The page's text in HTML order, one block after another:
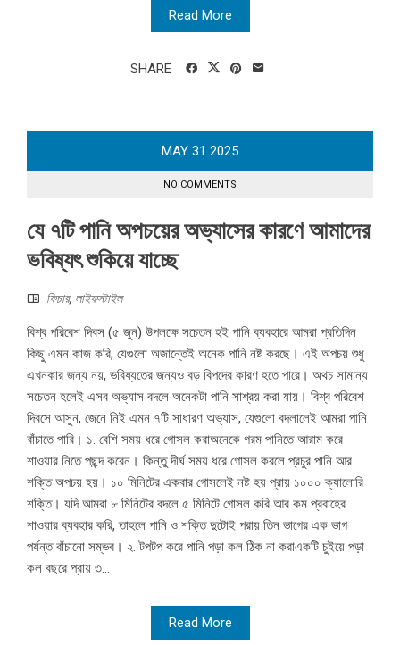
Read More
SHARE
MAY 31 2025
NO COMMENTS
যে ৭টি পানি অপচয়ের অভ্যাসের কারণে আমাদের
ভবিষ্যৎ শুকিয়ে যাচ্ছে
ফিচার, লাইফস্টাইল
বিশ্ব পরিবেশ দিবস (৫ জুন) উপলক্ষে সচেতন হই পানি ব্যবহারে আমরা প্রতিদিন
কিছু এমন কাজ করি, যেগুলো অজান্তেই অনেক পানি নষ্ট করছে। এই অপচয় শুধু
এখনকার জন্য নয়, ভবিষ্যতের জন্যও বড় বিপদের কারণ হতে পারে। অথচ সামান্য
সচেতন হলেই এসব অভ্যাস বদলে অনেকটা পানি সাশ্রয় করা যায়। বিশ্ব পরিবেশ
দিবসে আসুন, জেনে নিই এমন ৭টি সাধারণ অভ্যাস, যেগুলো বদলালেই আমরা পানি
বাঁচাতে পারি। ১. বেশি সময় ধরে গোসল করাঅনেকে গরম পানিতে আরাম করে
শাওয়ার নিতে পছন্দ করেন। কিন্তু দীর্ঘ সময় ধরে গোসল করলে প্রচুর পানি আর
শক্তি অপচয় হয়। ১০ মিনিটের একবার গোসলেই নষ্ট হয় প্রায় ১০০০ ক্যালোরি
শক্তি। যদি আমরা ৮ মিনিটের বদলে ৫ মিনিটে গোসল করি আর কম প্রবাহের
শাওয়ার ব্যবহার করি, তাহলে পানি ও শক্তি দুটোই প্রায় তিন ভাগের এক ভাগ
পর্যন্ত বাঁচানো সম্ভব। ২. টপটপ করে পানি পড়া কল ঠিক না করাএকটি চুইয়ে পড়া
কল বছরে প্রায় ৩...
Read More